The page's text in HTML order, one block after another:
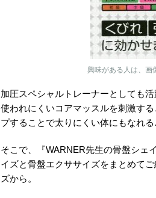
興味がある人は、画
加圧スペシャルトレーナーとしても
使われにくいコアマッスルを刺激す
プすることで太りにくい体にもなれ
そこで、『WARNER先生の骨盤シェ
イズと骨盤エクササイズをまとめて
ズから。